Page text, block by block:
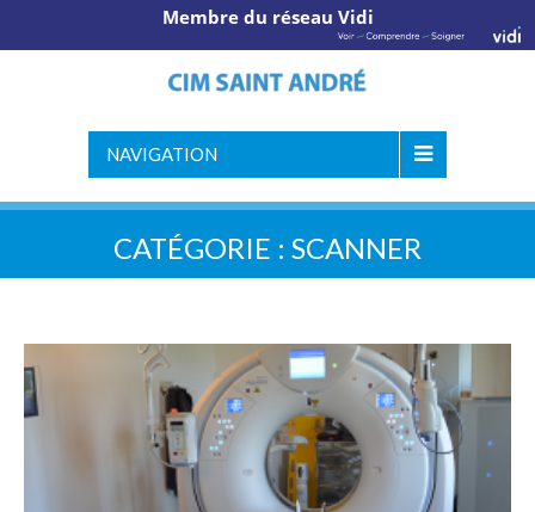
Membre du réseau Vidi
NAVIGATION
CATÉGORIE : SCANNER